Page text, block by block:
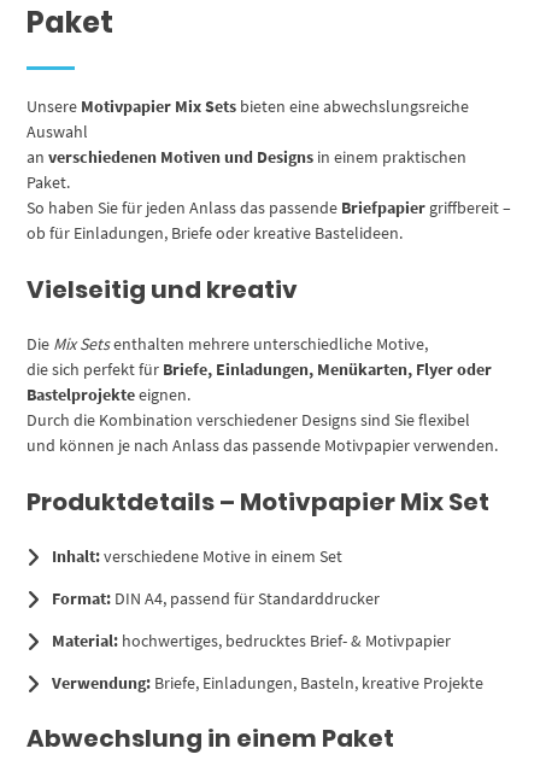
Paket
Unsere Motivpapier Mix Sets bieten eine abwechslungsreiche
Auswahl
anverschiedenen Motiven und Designs in einem praktischen
Paket.
So haben Sie für jeden Anlass das passende Briefpapier griffbereit –
ob für Einladungen, Briefe oder kreative Bastelideen.
Vielseitig und kreativ
Die Mix Setsenthalten mehrere unterschiedliche Motive,
die sich perfekt für Briefe, Einladungen, Menükarten, Flyer oder
Bastelprojekteeignen.
Durch die Kombination verschiedener Designs sind Sie flexibel
und können je nach Anlass das passende Motivpapier verwenden.
Produktdetails – Motivpapier Mix Set
Inhalt:verschiedene Motive in einem Set
Format: DIN A4, passend für Standarddrucker
Material: hochwertiges, bedrucktes Brief- & Motivpapier
Verwendung: Briefe, Einladungen, Basteln, kreative Projekte
Abwechslung in einem Paket